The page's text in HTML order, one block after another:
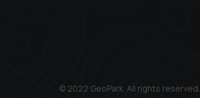
© 2022 GeoPark. All rights reserved.